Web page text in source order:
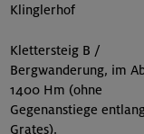
Klinglerhof
Klettersteig B /
Bergwanderung, im
1400 Hm (ohne
Gegenanstiege
Grates),